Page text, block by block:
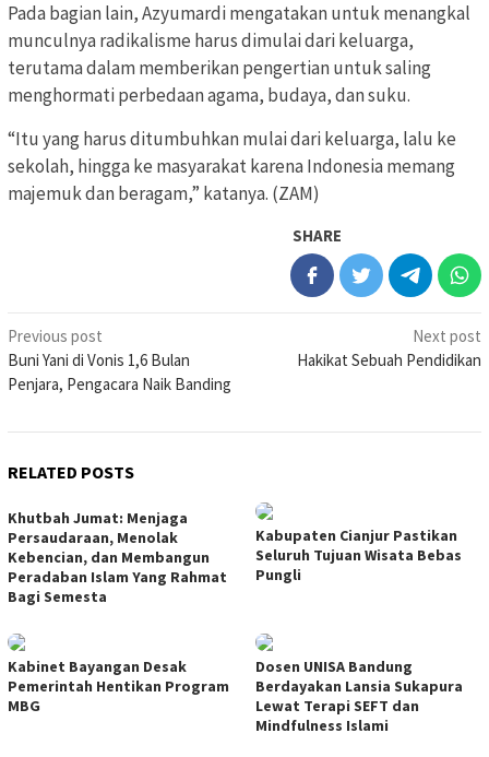
Pada bagian lain, Azyumardi mengatakan untuk menangkal
munculnya radikalisme harus dimulai dari keluarga,
terutama dalam memberikan pengertian untuk saling
menghormati perbedaan agama, budaya, dan suku.
“Itu yang harus ditumbuhkan mulai dari keluarga, lalu ke
sekolah, hingga ke masyarakat karena Indonesia memang
majemuk dan beragam,” katanya. (ZAM)
SHARE
Post
navigation
Previous post
Buni Yani di Vonis 1,6 Bulan
Penjara, Pengacara Naik Banding
Next post
Hakikat Sebuah Pendidikan
RELATED POSTS
Khutbah Jumat: Menjaga
Persaudaraan, Menolak
Kebencian, dan Membangun
Peradaban Islam Yang Rahmat
Bagi Semesta
Kabupaten Cianjur Pastikan
Seluruh Tujuan Wisata Bebas
Pungli
Kabinet Bayangan Desak
Pemerintah Hentikan Program
MBG
Dosen UNISA Bandung
Berdayakan Lansia Sukapura
Lewat Terapi SEFT dan
Mindfulness Islami